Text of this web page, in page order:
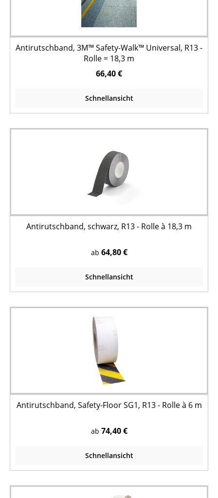
Antirutschband, 3M™ Safety-Walk™ Universal, R13 -
Rolle = 18,3 m
66,40 €
Schnellansicht
Antirutschband, schwarz, R13 - Rolle à 18,3 m
ab 64,80 €
Schnellansicht
Antirutschband, Safety-Floor SG1, R13 - Rolle à 6 m
ab 74,40 €
Schnellansicht